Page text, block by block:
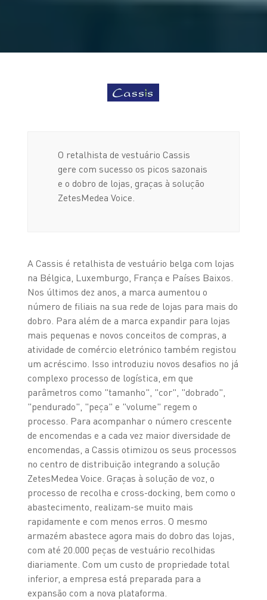
O retalhista de vestuário Cassis
gere com sucesso os picos sazonais
e o dobro de lojas, graças à solução
ZetesMedea Voice.
A Cassis é retalhista de vestuário belga com lojas
na Bélgica, Luxemburgo, França e Países Baixos.
Nos últimos dez anos, a marca aumentou o
número de filiais na sua rede de lojas para mais do
dobro. Para além de a marca expandir para lojas
mais pequenas e novos conceitos de compras, a
atividade de comércio eletrónico também registou
um acréscimo. Isso introduziu novos desafios no já
complexo processo de logística, em que
parâmetros como "tamanho", "cor", "dobrado",
"pendurado", "peça" e "volume" regem o
processo. Para acompanhar o número crescente
de encomendas e a cada vez maior diversidade de
encomendas, a Cassis otimizou os seus processos
no centro de distribuição integrando a solução
ZetesMedea Voice. Graças à solução de voz, o
processo de recolha e cross-docking, bem como o
abastecimento, realizam-se muito mais
rapidamente e com menos erros. O mesmo
armazém abastece agora mais do dobro das lojas,
com até 20.000 peças de vestuário recolhidas
diariamente. Com um custo de propriedade total
inferior, a empresa está preparada para a
expansão com a nova plataforma.